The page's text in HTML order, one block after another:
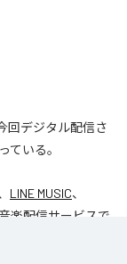
回デジタル配信さ
ている。
LINE MUSIC、
楽配信サービスで